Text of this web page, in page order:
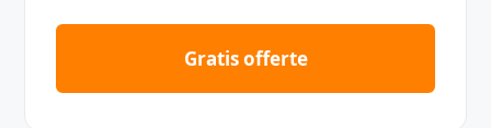
Gratis offerte